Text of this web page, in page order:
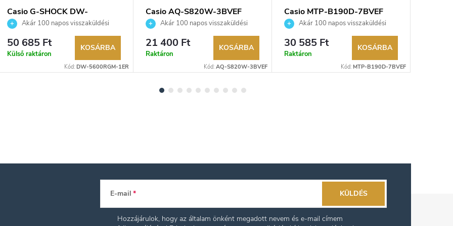
Casio G-SHOCK DW-
5600RGM-1ER karóra
Akár 100 napos visszaküldési
lehetőség. Hivatalos márkakereskedő.
50 685 Ft
Külső raktáron
KOSÁRBA
Kód: DW-5600RGM-1ER
Casio AQ-S820W-3BVEF
karóraAkár 100 napos visszaküldési
lehetőség. Hivatalos márkakereskedő.
21 400 Ft
Raktáron
KOSÁRBA
Kód: AQ-S820W-3BVEF
Casio MTP-B190D-7BVEF
karóraAkár 100 napos visszaküldési
lehetőség. Hivatalos márkakereskedő.
30 585 Ft
Raktáron
KOSÁRBA
Kód: MTP-B190D-7BVEF
E-mail
Hozzájárulok, hogy az általam önként megadott nevem és e-mail címem
KÜLDÉS